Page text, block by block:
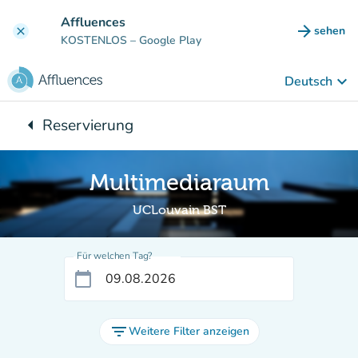
clear Affluences
KOSTENLOS – Google Play arrow_forward sehen
(new
Deutsch keyboard_arrow_down
arrow_leftZurück zu:
Reservierung
Multimediaraum
UCLouvain BST
Für welchen Tag?
calendar_today
filter_listWeitere Filter anzeigen